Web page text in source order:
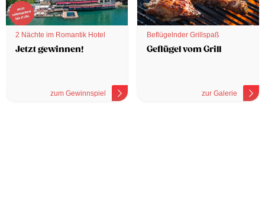
2 Nächte im Romantik Hotel
Jetzt gewinnen!
zum Gewinnspiel
Beflügelnder Grillspaß
Geflügel vom Grill
zur Galerie